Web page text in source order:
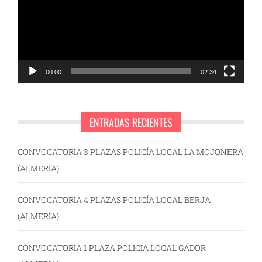
00:00 02:34
ENTRADAS RECIENTES
CONVOCATORIA 3 PLAZAS POLICÍA LOCAL LA MOJONERA
(ALMERÍA)
CONVOCATORIA 4 PLAZAS POLICÍA LOCAL BERJA
(ALMERÍA)
CONVOCATORIA 1 PLAZA POLICÍA LOCAL GÁDOR